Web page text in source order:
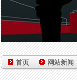
首页 网站新闻